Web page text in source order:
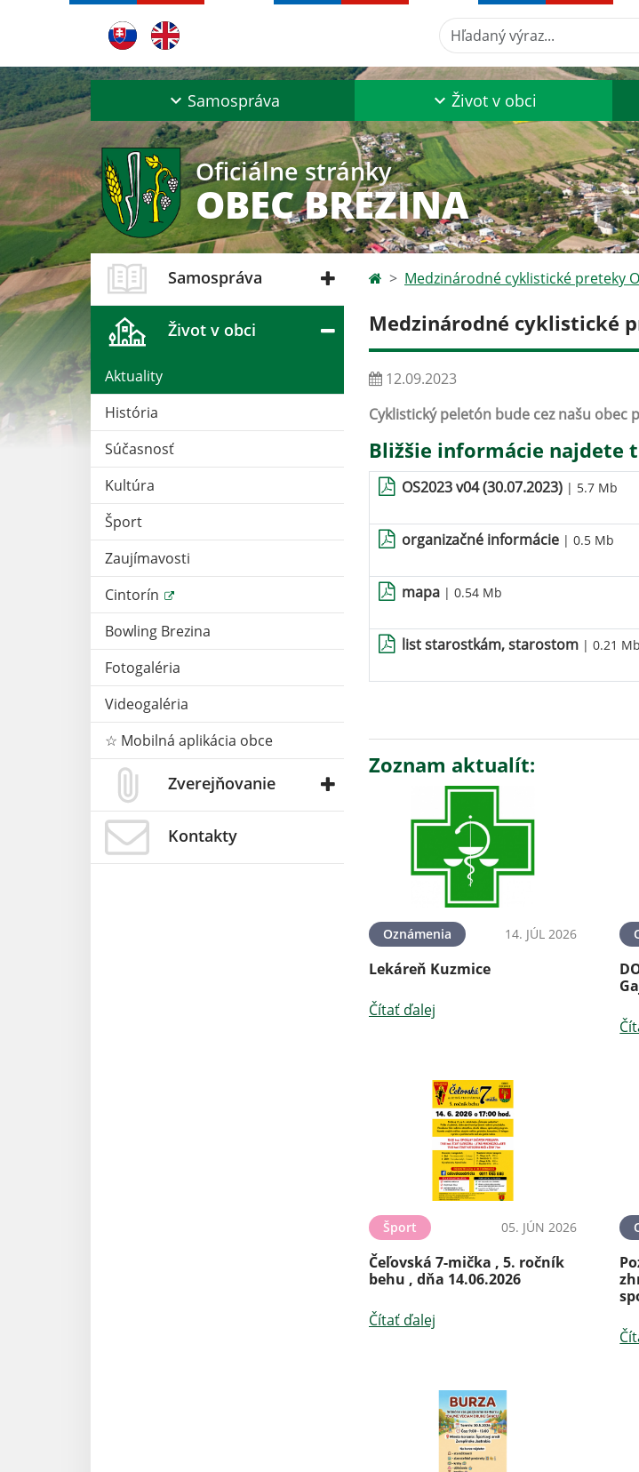
Hľadaný výraz...
Samospráva Život v obci
Oficiálne stránky
OBEC BREZINA
Samospráva
Život v obci
Aktuality
História
Súčasnosť
Kultúra
Šport
Zaujímavosti
Cintorín
Bowling Brezina
Fotogaléria
Videogaléria
☆ Mobilná aplikácia obce
Zverejňovanie
Kontakty
Medzinárodné cyklistické preteky
Medzinárodné cyklistické
12.09.2023
Cyklistický peletón bude cez našu obec
Bližšie informácie najdete
OS2023 v04 (30.07.2023) | 5.7 Mb
organizačné informácie | 0.5 Mb
mapa | 0.54 Mb
list starostkám, starostom | 0.21 Mb
Zoznam aktualít:
Oznámenia 14. JÚL 2026
Lekáreň Kuzmice
Čítať ďalej
Šport 05. JÚN 2026
Čeľovská 7-mička , 5. ročník
behu , dňa 14.06.2026
Čítať ďalej